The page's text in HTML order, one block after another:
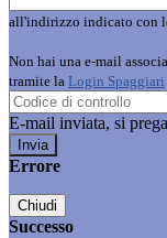
all'indirizzo indicato con
Non hai una e-mail
tramite la Login Spaggiari
E-mail inviata, si
Errore
Chiudi
Successo